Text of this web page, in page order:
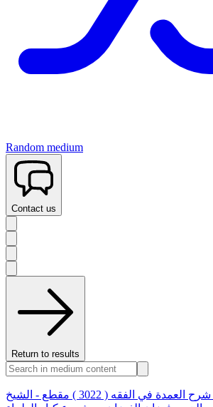
Random medium
Contact us
Return to results
سؤال وجواب من شرح العمدة في الفقه ( 3022 ) مقطع - الشيخ